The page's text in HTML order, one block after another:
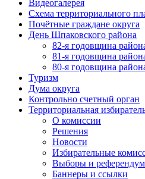
Видеогалерея
Схема территориального
Почётные граждане округа
День Шпаковского района
82-я годовщина
81-я годовщина
80-я годовщина
Туризм
Дума округа
Контрольно счетный орган
Территориальная
О комиссии
Решения
Новости
Избирательные
Выборы и
Баннеры и ссылки